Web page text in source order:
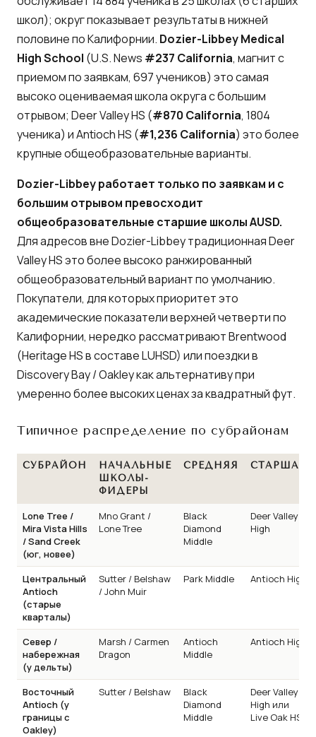
школ); округ показывает результаты в нижней
половине по Калифорнии. Dozier-Libbey Medical
High School (U.S. News #237 California, магнит с
приемом по заявкам, 697 учеников) это самая
высоко оцениваемая школа округа с большим
отрывом; Deer Valley HS (#870 California, 1804
ученика) и Antioch HS (#1,236 California) это более
крупные общеобразовательные варианты.
Dozier-Libbey работает только по заявкам и с
большим отрывом превосходит
общеобразовательные старшие школы AUSD.
Для адресов вне Dozier-Libbey традиционная Deer
Valley HS это более высоко ранжированный
общеобразовательный вариант по умолчанию.
Покупатели, для которых приоритет это
академические показатели верхней четверти по
Калифорнии, нередко рассматривают Brentwood
(Heritage HS в составе LUHSD) или поездки в
Discovery Bay / Oakley как альтернативу при
умеренно более высоких ценах за квадратный фут.
Типичное распределение по субрайонам
СУБРАЙОН
НАЧАЛЬНЫЕ
ШКОЛЫ-
ФИДЕРЫ
СРЕДНЯЯ СТАРШАЯ
Lone Tree /
Mira Vista Hills
/ Sand Creek
(юг, новее)
Mno Grant /
Lone Tree
Black
Diamond
Middle
Deer Valley
High
Центральный
Antioch
(старые
кварталы)
Sutter / Belshaw
/ John Muir
Park Middle Antioch High
Север /
набережная
(у дельты)
Marsh / Carmen
Dragon
Antioch
Middle
Antioch High
Восточный
Antioch (у
границы с
Oakley)
Sutter / Belshaw
Black
Diamond
Middle
Deer Valley
High или
Live Oak HS